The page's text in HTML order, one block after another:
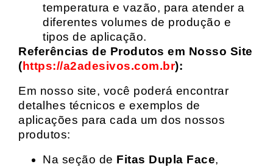
temperatura e vazão, para atender a
diferentes volumes de produção e
tipos de aplicação.
Referências de Produtos em Nosso Site
(https://a2adesivos.com.br):
Em nosso site, você poderá encontrar
detalhes técnicos e exemplos de
aplicações para cada um dos nossos
produtos:
Na seção de Fitas Dupla Face,